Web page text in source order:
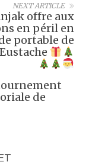
NEXT ARTICLE
offre aux
en péril en
portable de
de